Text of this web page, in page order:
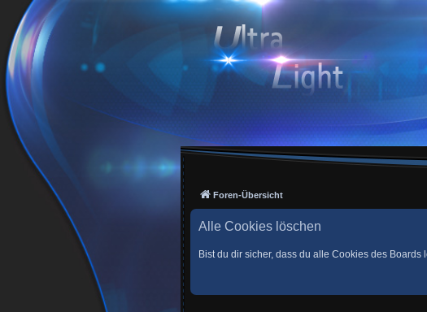
Foren-Übersicht
Alle Cookies löschen
Bist du dir sicher, dass du alle Cookies des Boards